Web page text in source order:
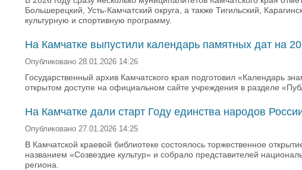
Большерецкий, Усть-Камчатский округа, а также Тигильский,
культурную и спортивную программу.
На Камчатке выпустили календарь памятных дат на
Опубликовано 28.01.2026 14:26
Государственный архив Камчатского края подготовил «Календарь
открытом доступе на официальном сайте учреждения в разделе
На Камчатке дали старт Году единства народов
Опубликовано 27.01.2026 14:25
В Камчатской краевой библиотеке состоялось торжественное
названием «Созвездие культур» и собрало представителей
региона.